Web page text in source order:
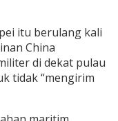
itu berulang kali
China
di dekat pulau
tidak “mengirim